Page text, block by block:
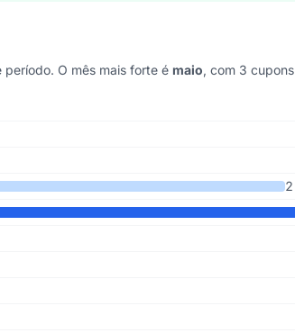
O mês mais forte é maio, com 3
2